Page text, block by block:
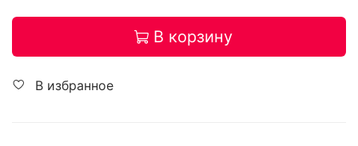
В корзину
В избранное